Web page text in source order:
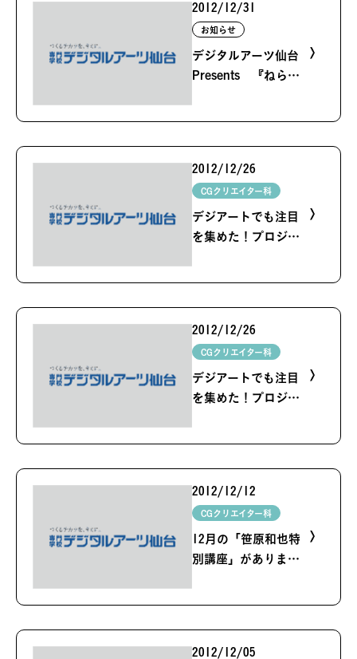
2012/12/31
お知らせ
デジタルアーツ仙台
Presents 『ねらわ
2012/12/26
CGクリエイター科
デジアートでも注目
を集めた！プロジェ
2012/12/26
CGクリエイター科
デジアートでも注目
を集めた！プロジェ
2012/12/12
CGクリエイター科
12月の「笹原和也特
別講座」がありまし
2012/12/05